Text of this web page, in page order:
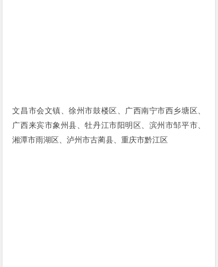
文昌市会文镇、徐州市鼓楼区、广西南宁市西乡塘区、
广西来宾市象州县、牡丹江市阳明区、滨州市邹平市、
湘潭市雨湖区、泸州市古蔺县、重庆市黔江区